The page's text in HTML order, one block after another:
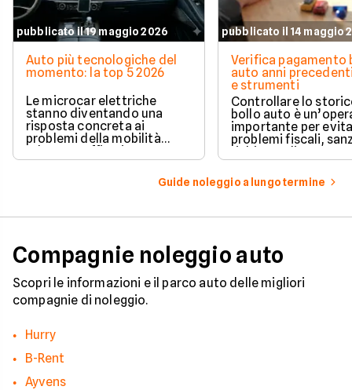
pubblicato il 19 maggio 2026
Auto più tecnologiche del
momento: la top 5 2026
Le microcar elettriche
stanno diventando una
risposta concreta ai
problemi della mobilità
urbana: traffico intenso,
parcheggi limitati e costi di
gestione sempre più alti.
pubblicato il 14 maggio
Verifica pagamento
auto anni
e strumenti
Controllare lo
bollo auto è
importante per
problemi fiscali,
richieste di
inattese.
Guide noleggio a lungo termine
Compagnie noleggio auto
Scopri le informazioni e il parco auto delle migliori
compagnie di noleggio.
Hurry
B-Rent
Ayvens